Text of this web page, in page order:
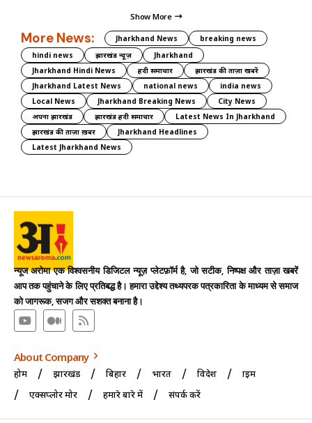
Show More
More News: Jharkhand News
breaking news
hindi news
झारखंड न्यूज़
Jharkhand
Jharkhand Hindi News
हिंदी समाचार
झारखंड की ताज़ा खबरें
Jharkhand Latest News
national news
india news
Local News
Jharkhand Breaking News
City News
अपना झारखंड
झारखंड हिंदी समाचार
Latest News In Jharkhand
झारखंड की ताज़ा ख़बर
Jharkhand Headlines
Latest Jharkhand News
न्यूज अरोमा एक विश्वसनीय डिजिटल न्यूज़ प्लेटफ़ॉर्म है, जो सटीक, निष्पक्ष और ताज़ा खबरें
आप तक पहुंचाने के लिए प्रतिबद्ध है। हमारा उद्देश्य तथ्यपरक पत्रकारिता के माध्यम से समाज
को जागरूक, सजग और सशक्त बनाना है।
About Company
होम झारखंड बिहार भारत विदेश
क्राइम
एक्सप्लोर मोर
हमारे बारे में संपर्क करें